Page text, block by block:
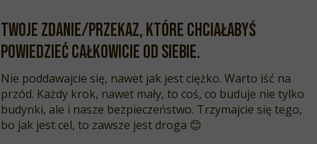
Twoje zdanie/przekaz, które chciałabyś
powiedzieć całkowicie od siebie.
Nie poddawajcie się, nawet jak jest ciężko. Warto iść na
przód. Każdy krok, nawet mały, to coś, co buduje nie tylko
budynki, ale i nasze bezpieczeństwo. Trzymajcie się tego,
bo jak jest cel, to zawsze jest droga 😊